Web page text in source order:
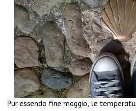
Pur essendo fine maggio, le